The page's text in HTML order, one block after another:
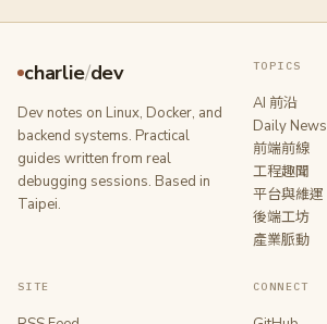
charlie/dev
Dev notes on Linux, Docker, and
backend systems. Practical
guides written from real
debugging sessions. Based in
Taipei.
TOPICS
AI 前沿
Daily News
前端前線
工程趣聞
平台與維運
後端工坊
產業脈動
SITE CONNECT